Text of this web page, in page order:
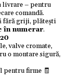
livrare – pentru
comandă.
fără griji, plătești
în numerar.
20
valve cromate,
o montare sigură,
pentru firme 🧾